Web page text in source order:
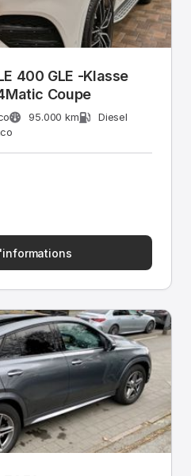
400 GLE -Klasse
Coupe
95.000 km
Diesel